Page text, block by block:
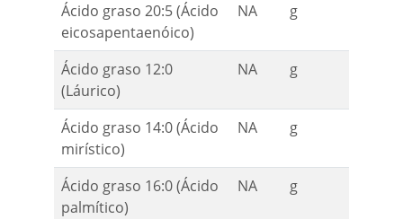
Ácido graso 20:5 (Ácido
eicosapentaenóico)
NA g
Ácido graso 12:0
(Láurico)
NA g
Ácido graso 14:0 (Ácido
mirístico)
NA g
Ácido graso 16:0 (Ácido
palmítico)
NA g